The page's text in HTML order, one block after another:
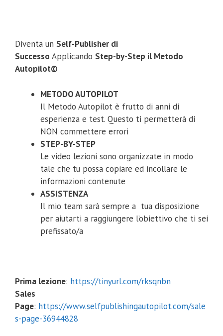
Diventa un Self-Publisher di
Successo Applicando Step-by-Step il Metodo
Autopilot©
METODO AUTOPILOT
Il Metodo Autopilot è frutto di anni di
esperienza e test. Questo ti permetterà di
NON commettere errori
STEP-BY-STEP
Le video lezioni sono organizzate in modo
tale che tu possa copiare ed incollare le
informazioni contenute
ASSISTENZA
Il mio team sarà sempre a tua disposizione
per aiutarti a raggiungere l’obiettivo che ti sei
prefissato/a
Prima lezione: https://tinyurl.com/rksqnbn
Sales
Page: https://www.selfpublishingautopilot.com/sale
s-page-36944828